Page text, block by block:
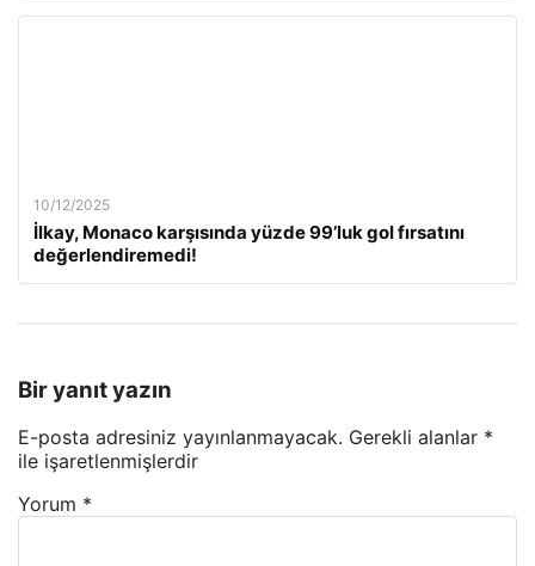
10/12/2025
İlkay, Monaco karşısında yüzde 99’luk gol fırsatını
değerlendiremedi!
Bir yanıt yazın
E-posta adresiniz yayınlanmayacak. Gerekli alanlar *
ile işaretlenmişlerdir
Yorum *